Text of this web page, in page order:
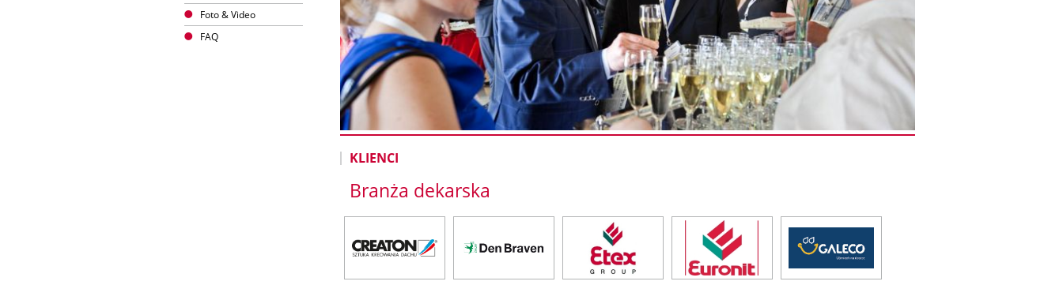
Foto & Video
FAQ
KLIENCI
Branża dekarska